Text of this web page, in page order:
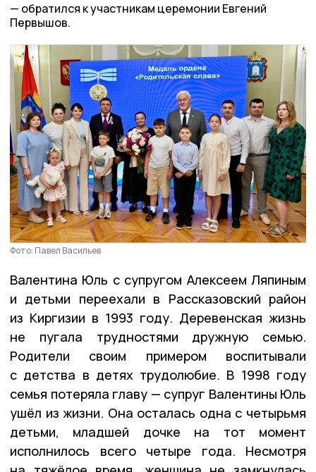
обратился к участникам церемонии Евгений
Первышов.
Фото: Павел Васильев
Валентина Юль с супругом Алексеем Ляпиным
и детьми переехали в Рассказовский район
из Киргизии в 1993 году. Деревенская жизнь
не пугала трудностями дружную семью.
Родители своим примером воспитывали
с детства в детях трудолюбие. В 1998 году
семья потеряла главу — супруг Валентины Юль
ушёл из жизни. Она осталась одна с четырьмя
детьми, младшей дочке на тот момент
исполнилось всего четыре года. Несмотря